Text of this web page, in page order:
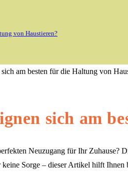
von Haustieren?
sich am
Neuzugang für Ihr
Sorge – dieser Artikel hilft